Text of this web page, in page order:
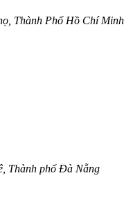
Thành Phố Hồ Chí Minh
Thành phố Đà Nẵng